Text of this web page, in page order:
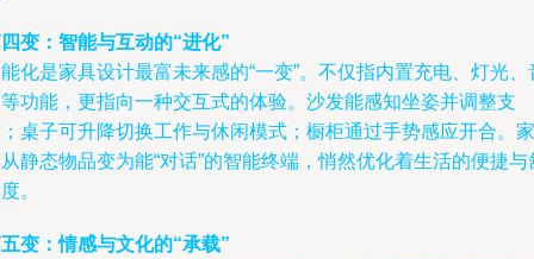
变：智能与互动的“进化”
化是家具设计最富未来感的“一变”。不仅指内置充电、灯光、
功能，更指向一种交互式的体验。沙发能感知坐姿并调整支
桌子可升降切换工作与休闲模式；橱柜通过手势感应开合。家
静态物品变为能“对话”的智能终端，悄然优化着生活的便捷与
。
变：情感与文化的“承载”